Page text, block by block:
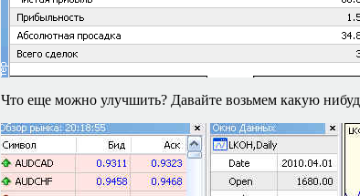
Что еще можно улучшить? Давайте возьмем какую